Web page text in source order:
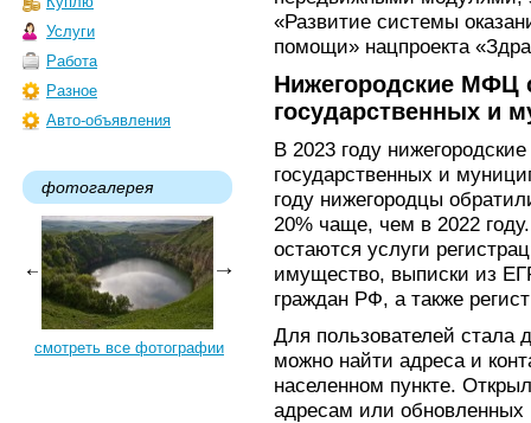
Услуги
Работа
Разное
Авто-объявления
фотогалерея
смотреть все фотографии
«Развитие системы
помощи» нацпроекта
Нижегородские МФЦ
государственных и
В 2023 году
государственных и
году нижегородцы
20% чаще, чем в 2022
остаются услуги
имущество, выписки из
граждан РФ, а также
Для пользователей стала
можно найти адреса и
населенном пункте.
адресам или обновленных